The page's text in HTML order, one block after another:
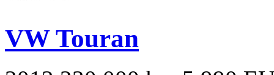
VW Touran